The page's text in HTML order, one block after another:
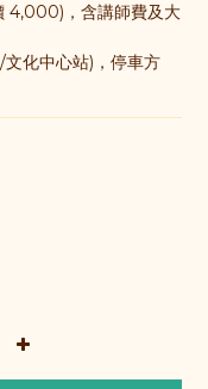
4,000)，含講師費及大
化中心站)，停車方